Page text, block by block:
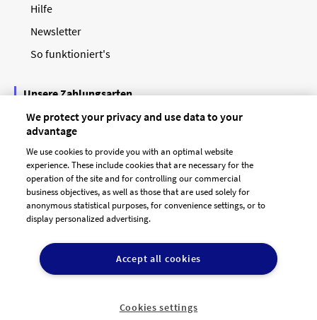
Hilfe
Newsletter
So funktioniert's
Unsere Zahlungsarten
AGB Dienstleister
Datenschutz
Impressum
We protect your privacy and use data to your
advantage
We use cookies to provide you with an optimal website
experience. These include cookies that are necessary for the
operation of the site and for controlling our commercial
business objectives, as well as those that are used solely for
anonymous statistical purposes, for convenience settings, or to
display personalized advertising.
Accept all cookies
Cookies settings